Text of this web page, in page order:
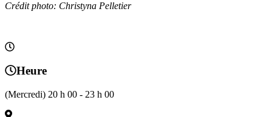
Crédit photo: Christyna Pelletier
Heure
(Mercredi) 20 h 00 - 23 h 00